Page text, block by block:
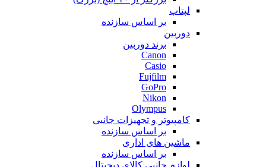
لپتاپ
بر اساس سازنده
دوربین
برند دوربین
Canon
Casio
Fujfilm
GoPro
Nikon
Olympus
کامپیوتر و تجهیزات جانبی
بر اساس سازنده
ماشین های اداری
بر اساس سازنده